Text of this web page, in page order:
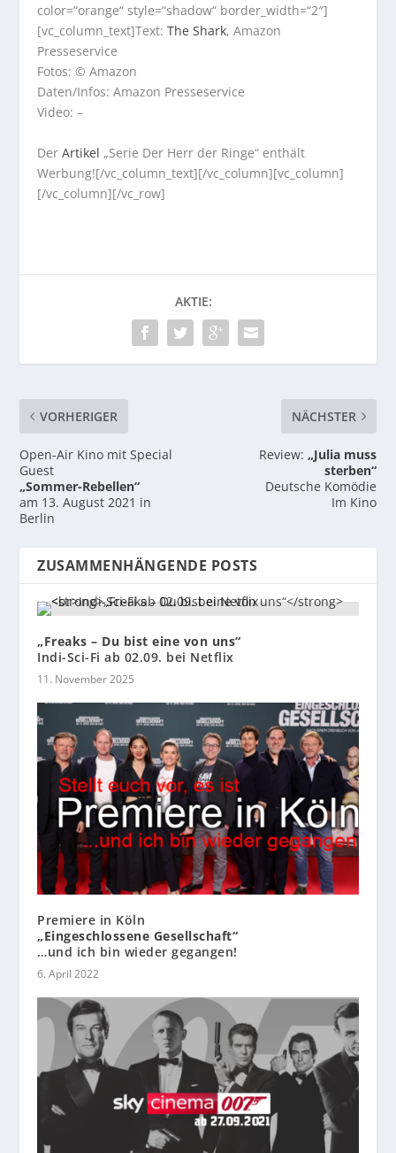
color=“orange“ style=“shadow“ border_width=“2″]
[vc_column_text]Text:The Shark, Amazon
Presseservice
Fotos: © Amazon
Daten/Infos: Amazon Presseservice
Video: –
DerArtikel „Serie Der Herr der Ringe“ enthält
Werbung![/vc_column_text][/vc_column][vc_column]
[/vc_column][/vc_row]
AKTIE:
VORHERIGER
Open-Air Kino mit Special
Guest
„Sommer-Rebellen“
am 13. August 2021 in
Berlin
NÄCHSTER
Review: „Julia muss
sterben“
Deutsche Komödie
Im Kino
ZUSAMMENHÄNGENDE POSTS
„Freaks – Du bist eine von uns“
Indi-Sci-Fi ab 02.09. bei Netflix
11. November 2025
Premiere in Köln
„Eingeschlossene Gesellschaft“
…und ich bin wieder gegangen!
6. April 2022